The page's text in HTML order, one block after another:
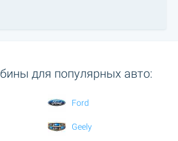
для популярных авто:
Ford
Geely